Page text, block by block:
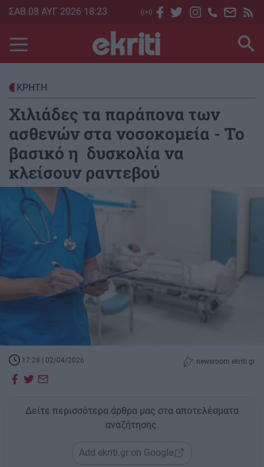
Skip
main
content
ΣΑΒ.08 ΑΥΓ 2026 18:23
ΚΡΗΤΗ
Χιλιάδες τα παράπονα των
ασθενών στα νοσοκομεία - Το
βασικό η δυσκολία να
κλείσουν ραντεβού
17:28 | 02/04/2026 newsroom ekriti.gr
Δείτε περισσότερα άρθρα μας στα αποτελέσματα
αναζήτησης.
Add ekriti.gr on Google